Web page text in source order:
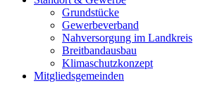
Grundstücke
Gewerbeverband
Nahversorgung im Landkreis
Breitbandausbau
Klimaschutzkonzept
Mitgliedsgemeinden